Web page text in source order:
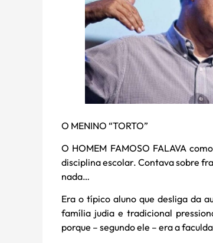
O MENINO “TORTO”
O HOMEM FAMOSO FALAVA
disciplina escolar. Contava sobre
nada…
Era o típico aluno que desliga da
família judia e tradicional
porque – segundo ele – era a